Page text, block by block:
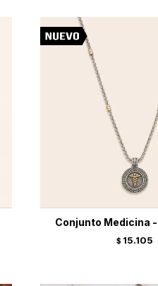
Conjunto Medicina
$ 15.105